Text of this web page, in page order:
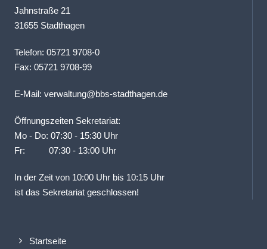
Jahnstraße 21
31655 Stadthagen
Telefon: 05721 9708-0
Fax: 05721 9708-99
E-Mail: verwaltung@bbs-stadthagen.de
Öffnungszeiten Sekretariat:
Mo - Do: 07:30 - 15:30 Uhr
Fr: 07:30 - 13:00 Uhr
In der Zeit von 10:00 Uhr bis 10:15 Uhr
ist das Sekretariat geschlossen!
Startseite